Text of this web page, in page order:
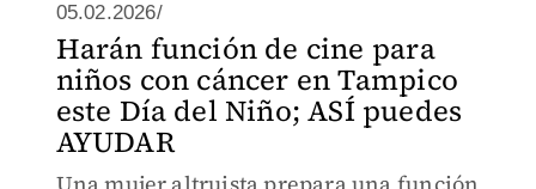
05.02.2026/
Harán función de cine para
niños con cáncer en Tampico
este Día del Niño; ASÍ puedes
AYUDAR